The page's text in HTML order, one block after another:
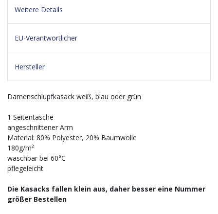
Weitere Details
EU-Verantwortlicher
Hersteller
Damenschlupfkasack weiß, blau oder grün
1 Seitentasche
angeschnittener Arm
Material: 80% Polyester, 20% Baumwolle
180g/m²
waschbar bei 60°C
pflegeleicht
Die Kasacks fallen klein aus, daher besser eine Nummer
größer Bestellen